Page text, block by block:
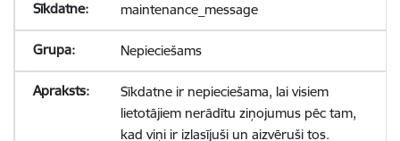
maintenance_message
Nepieciešams
Sīkdatne ir nepieciešama, lai visiem
lietotājiem nerādītu ziņojumus pēc tam,
kad viņi ir izlasījuši un aizvēruši tos.